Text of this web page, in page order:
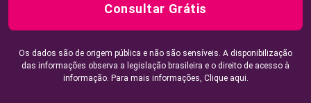
Consultar Grátis
Os dados são de origem pública e não são sensíveis. A disponibilização
das informações observa a legislação brasileira e o direito de acesso à
informação. Para mais informações, Clique aqui.